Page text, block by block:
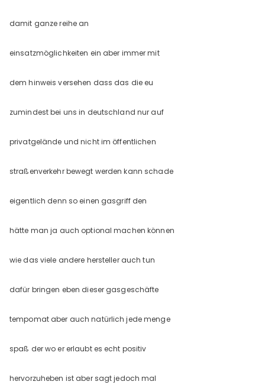
damit ganze reihe an
einsatzmöglichkeiten ein aber immer mit
dem hinweis versehen dass das die eu
zumindest bei uns in deutschland nur auf
privatgelände und nicht im öffentlichen
straßenverkehr bewegt werden kann schade
eigentlich denn so einen gasgriff den
hätte man ja auch optional machen können
wie das viele andere hersteller auch tun
dafür bringen eben dieser gasgeschäfte
tempomat aber auch natürlich jede menge
spaß der wo er erlaubt es echt positiv
hervorzuheben ist aber sagt jedoch mal